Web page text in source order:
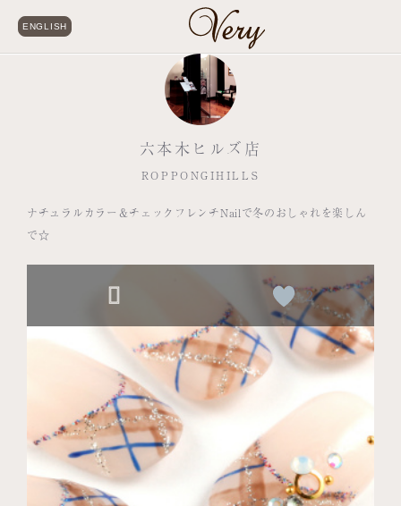
ENGLISH
六本木ヒルズ店
ROPPONGIHILLS
ナチュラルカラー＆チェックフレンチNailで冬のおしゃれを楽しん
で☆
2